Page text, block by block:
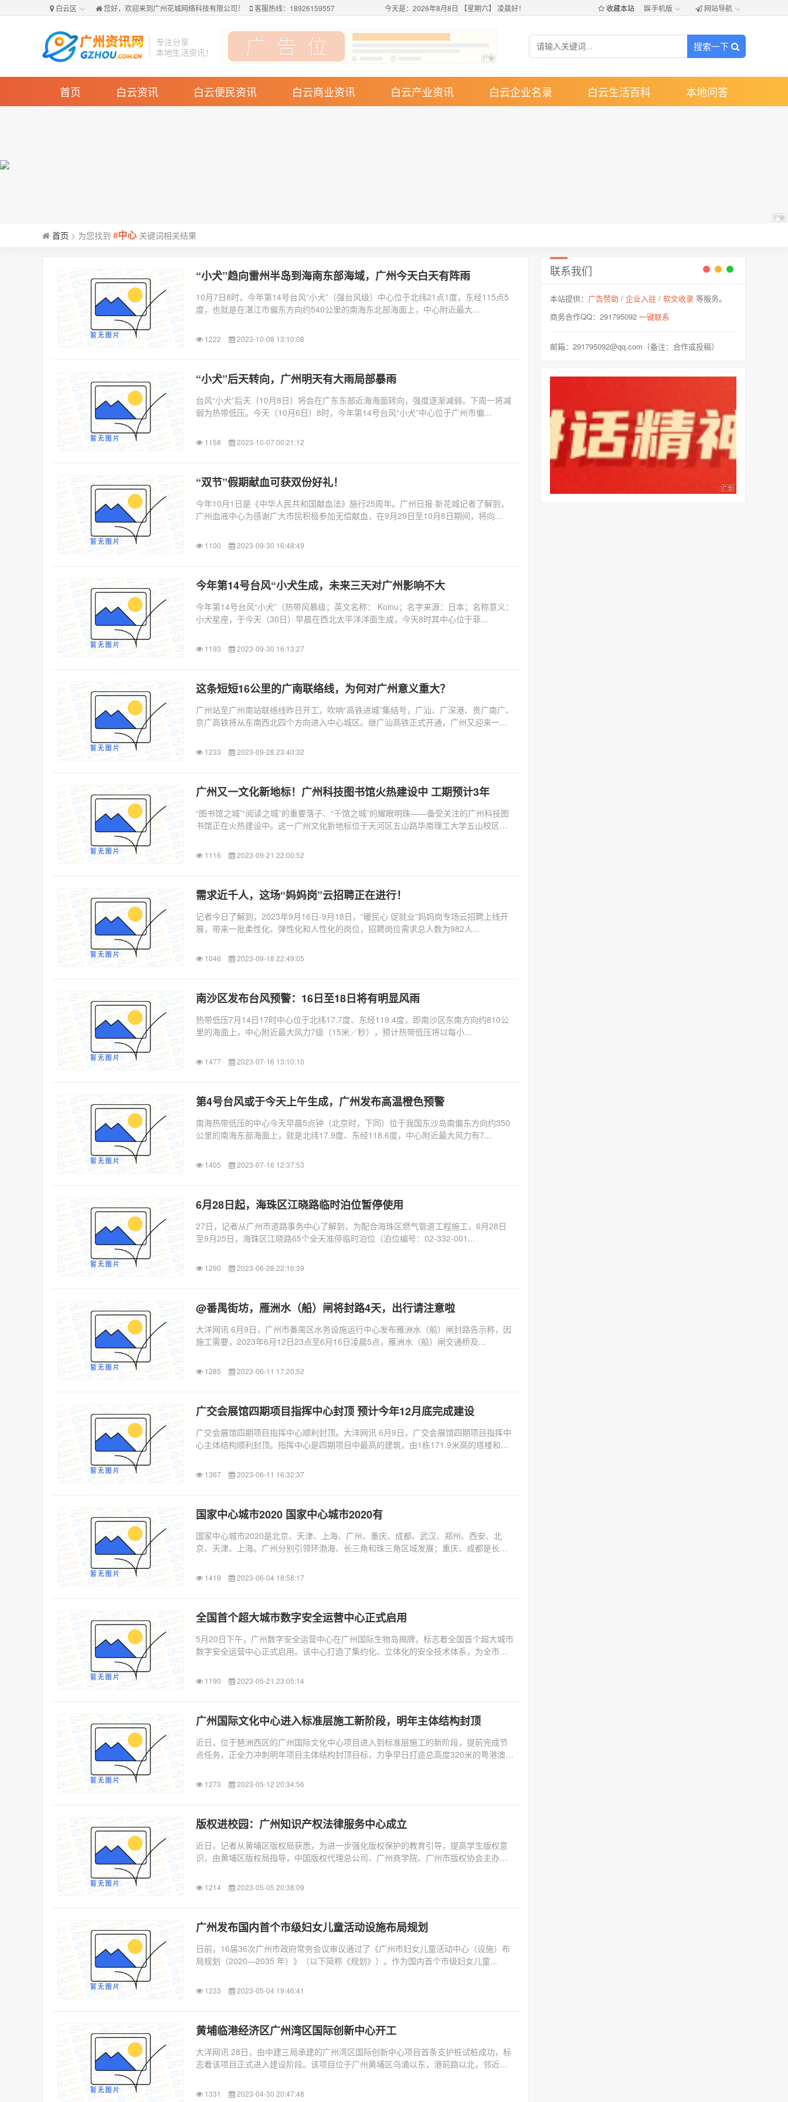
白云区 您好，欢迎来到广州花城网络科技有限公司！ 客服热线：18926159557 今天是：2026年8月8日 【星期六】 凌晨好！ 收藏本站 手机版 网站导航
专注分享
本地生活资讯！
搜索一下
首页 白云资讯 白云便民资讯 白云商业资讯 白云产业资讯 白云企业名录 白云生活百科 本地问答
首页 > 为您找到 #中心 关键词相关结果
“小犬”趋向雷州半岛到海南东部海域，广州今天白天有阵雨
10月7日8时，今年第14号台风“小犬”（强台风级）中心位于北纬21点1度，东经115点5
度，也就是在湛江市偏东方向约540公里的南海东北部海面上，中心附近最大...
1222 2023-10-08 13:10:08
“小犬”后天转向，广州明天有大雨局部暴雨
台风“小犬”后天（10月8日）将会在广东东部近海海面转向，强度逐渐减弱。下周一将减
弱为热带低压。今天（10月6日）8时，今年第14号台风“小犬”中心位于广州市偏...
1158 2023-10-07 00:21:12
“双节”假期献血可获双份好礼！
今年10月1日是《中华人民共和国献血法》施行25周年。广州日报·新花城记者了解到，
广州血液中心为感谢广大市民积极参加无偿献血，在9月29日至10月8日期间，将向...
1100 2023-09-30 16:48:49
今年第14号台风“小犬生成，未来三天对广州影响不大
今年第14号台风“小犬”（热带风暴级；英文名称： Koinu；名字来源：日本；名称意义：
小犬星座，于今天（30日）早晨在西北太平洋洋面生成，今天8时其中心位于菲...
1193 2023-09-30 16:13:27
这条短短16公里的广南联络线，为何对广州意义重大？
广州站至广州南站联络线昨日开工，吹响“高铁进城”集结号，广汕、广深港、贵广南广、
京广高铁将从东南西北四个方向进入中心城区。继广汕高铁正式开通，广州又迎来一条
1233 2023-09-28 23:40:32
广州又一文化新地标！广州科技图书馆火热建设中 工期预计3年
“图书馆之城”“阅读之城”的重要落子、“千馆之城”的耀眼明珠——备受关注的广州科技图
书馆正在火热建设中。这一广州文化新地标位于天河区五山路华南理工大学五山校区
1116 2023-09-21 22:00:52
需求近千人，这场“妈妈岗”云招聘正在进行！
记者今日了解到，2023年9月16日-9月18日，“暖民心 促就业”妈妈岗专场云招聘上线开
展，带来一批柔性化、弹性化和人性化的岗位，招聘岗位需求总人数为982人...
1046 2023-09-18 22:49:05
南沙区发布台风预警：16日至18日将有明显风雨
热带低压7月14日17时中心位于北纬17.7度、东经119.4度，即南沙区东南方向约810公
里的海面上，中心附近最大风力7级（15米／秒），预计热带低压将以每小...
1477 2023-07-16 13:10:10
第4号台风或于今天上午生成，广州发布高温橙色预警
南海热带低压的中心今天早晨5点钟（北京时，下同）位于我国东沙岛南偏东方向约350
公里的南海东部海面上，就是北纬17.9度、东经118.6度，中心附近最大风力有7...
1405 2023-07-16 12:37:53
6月28日起，海珠区江晓路临时泊位暂停使用
27日，记者从广州市道路事务中心了解到，为配合海珠区燃气管道工程施工，6月28日
至9月25日，海珠区江晓路65个全天准停临时泊位（泊位编号：02-332-001...
1290 2023-06-28 22:16:39
@番禺街坊，雁洲水（船）闸将封路4天，出行请注意啦
大洋网讯 6月9日，广州市番禺区水务设施运行中心发布雁洲水（船）闸封路告示称，因
施工需要，2023年6月12日23点至6月16日凌晨5点，雁洲水（船）闸交通桥及...
1285 2023-06-11 17:20:52
广交会展馆四期项目指挥中心封顶 预计今年12月底完成建设
广交会展馆四期项目指挥中心顺利封顶。大洋网讯 6月9日，广交会展馆四期项目指挥中
心主体结构顺利封顶。指挥中心是四期项目中最高的建筑，由1栋171.9米高的塔楼和...
1367 2023-06-11 16:32:37
国家中心城市2020 国家中心城市2020有
国家中心城市2020是北京、天津、上海、广州、重庆、成都、武汉、郑州、西安、北
京、天津、上海。广州分别引领环渤海、长三角和珠三角区域发展；重庆、成都是长江
1419 2023-06-04 18:58:17
全国首个超大城市数字安全运营中心正式启用
5月20日下午，广州数字安全运营中心在广州国际生物岛揭牌，标志着全国首个超大城市
数字安全运营中心正式启用。该中心打造了集约化、立体化的安全技术体系，为全市
1190 2023-05-21 23:05:14
广州国际文化中心进入标准层施工新阶段，明年主体结构封顶
近日，位于琶洲西区的广州国际文化中心项目进入到标准层施工的新阶段，提前完成节
点任务，正全力冲刺明年项目主体结构封顶目标，力争早日打造总高度320米的粤港澳大
1273 2023-05-12 20:34:56
版权进校园：广州知识产权法律服务中心成立
近日，记者从黄埔区版权局获悉，为进一步强化版权保护的教育引导，提高学生版权意
识，由黄埔区版权局指导，中国版权代理总公司、广州商学院、广州市版权协会主办，
1214 2023-05-05 20:38:09
广州发布国内首个市级妇女儿童活动设施布局规划
日前，16届36次广州市政府常务会议审议通过了《广州市妇女儿童活动中心（设施）布
局规划（2020—2035 年）》（以下简称《规划》）。作为国内首个市级妇女儿童...
1233 2023-05-04 19:46:41
黄埔临港经济区广州湾区国际创新中心开工
大洋网讯 28日，由中建三局承建的广州湾区国际创新中心项目首条支护桩试桩成功，标
志着该项目正式进入建设阶段。该项目位于广州黄埔区乌涌以东，港前路以北，邻近地
1331 2023-04-30 20:47:48
联系我们
本站提供： 广告赞助 / 企业入驻 / 软文收录 等服务。
商务合作QQ：291795092 一键联系
邮箱：291795092@qq.com（备注：合作或投稿）